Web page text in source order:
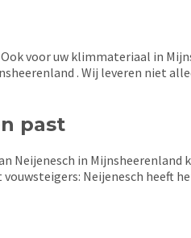
voor uw klimmateriaal in
. Wij leveren niet
past
Neijenesch in
Neijenesch heeft